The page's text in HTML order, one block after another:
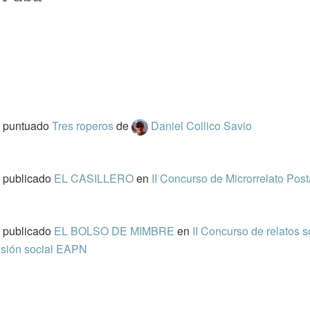
Tres roperosde Daniel Collico Savio
publicado EL CASILLEROen II Concurso de Microrrelato
publicado EL BOLSO DE MIMBRE en II Concurso de relatos
social EAPN